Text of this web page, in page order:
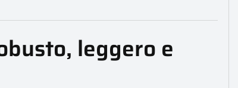
leggero e